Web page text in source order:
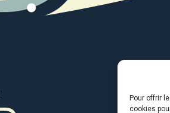
Pour offrir
cookies
Avec